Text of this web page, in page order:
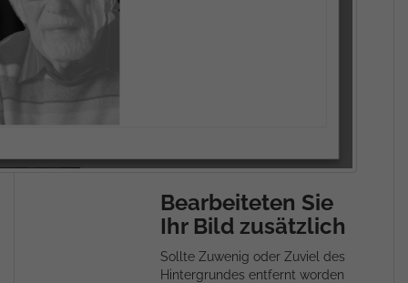
Bearbeiteten Sie
Ihr Bild zusätzlich
Sollte Zuwenig oder Zuviel des
Hintergrundes entfernt worden